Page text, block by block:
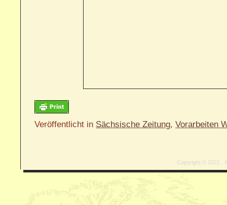
Veröffentlicht in Sächsische Zeitung, Vorarbeiten
Copyright © 2021 .